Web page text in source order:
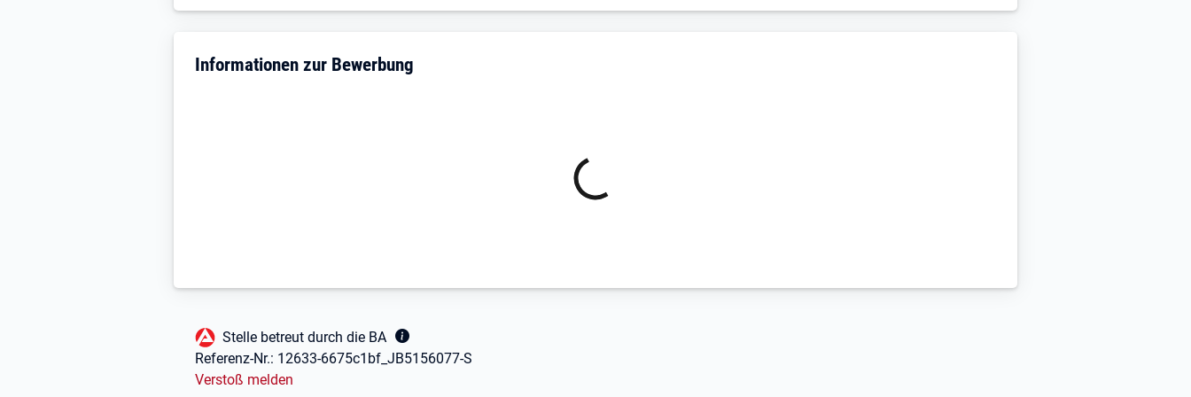
Informationen zur Bewerbung
Fußbereich
Stelle betreut durch die BA
Referenz-Nr.: 12633-6675c1bf_JB5156077-S
Verstoß melden